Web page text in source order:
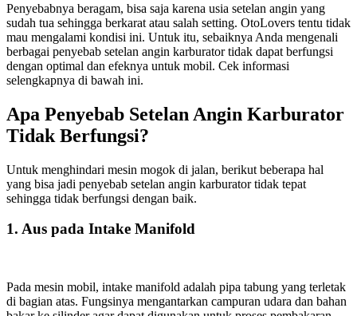
Penyebabnya beragam, bisa saja karena usia setelan angin yang
sudah tua sehingga berkarat atau salah setting. OtoLovers tentu tidak
mau mengalami kondisi ini. Untuk itu, sebaiknya Anda mengenali
berbagai penyebab setelan angin karburator tidak dapat berfungsi
dengan optimal dan efeknya untuk mobil. Cek informasi
selengkapnya di bawah ini.
Apa Penyebab Setelan Angin Karburator
Tidak Berfungsi?
Untuk menghindari mesin mogok di jalan, berikut beberapa hal
yang bisa jadi penyebab setelan angin karburator tidak tepat
sehingga tidak berfungsi dengan baik.
1. Aus pada Intake Manifold
Pada mesin mobil, intake manifold adalah pipa tabung yang terletak
di bagian atas. Fungsinya mengantarkan campuran udara dan bahan